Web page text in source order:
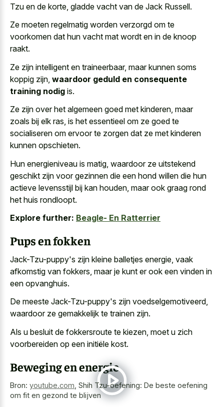
Tzu en de korte, gladde vacht van de Jack Russell.
Ze moeten regelmatig worden verzorgd om te
voorkomen dat hun vacht mat wordt en in de knoop
raakt.
Ze zijn intelligent en traineerbaar, maar kunnen soms
koppig zijn, waardoor geduld en consequente
training nodig is.
Ze zijn over het algemeen goed met kinderen, maar
zoals bij elk ras, is het essentieel om ze goed te
socialiseren om ervoor te zorgen dat ze met kinderen
kunnen opschieten.
Hun energieniveau is matig, waardoor ze uitstekend
geschikt zijn voor gezinnen die een hond willen die hun
actieve levensstijl bij kan houden, maar ook graag rond
het huis rondloopt.
Explore further: Beagle- En Ratterrier
Pups en fokken
Jack-Tzu-puppy's zijn kleine balletjes energie, vaak
afkomstig van fokkers, maar je kunt er ook een vinden in
een opvanghuis.
De meeste Jack-Tzu-puppy's zijn voedselgemotiveerd,
waardoor ze gemakkelijk te trainen zijn.
Als u besluit de fokkersroute te kiezen, moet u zich
voorbereiden op een initiële kost.
Beweging en energie
Bron: youtube.com Shih Tzu-oefening: De beste oefening
om fit en gezond te blijven